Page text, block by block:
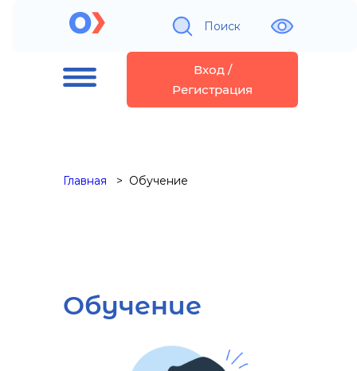
Поиск
Вход /
Регистрация
Главная Обучение
Обучение